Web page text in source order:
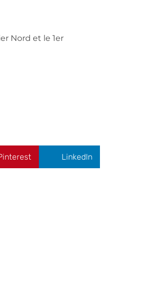
Nord et le 1er
LinkedIn